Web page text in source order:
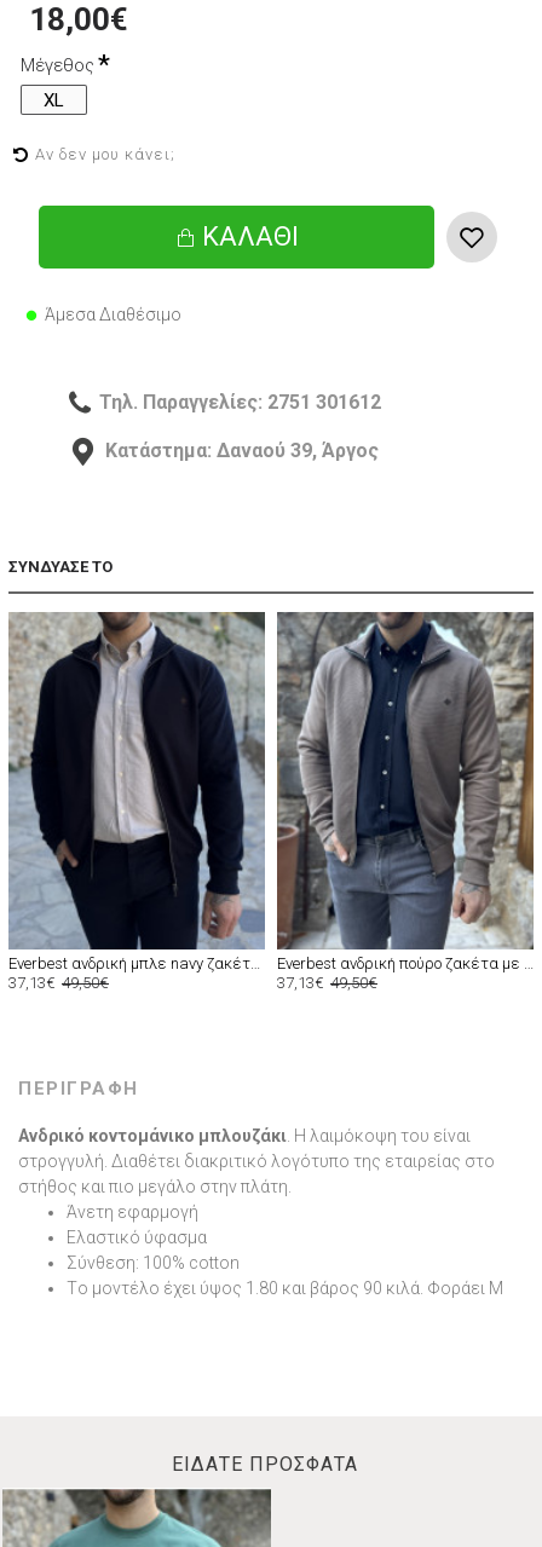
18,00€
Μέγεθος
XL
ΚΑΛΆΘΙ
Αν δεν μου κάνει;
Άμεσα Διαθέσιμο
ΠΕΡΙΓΡΑΦΗ
Ανδρικό κοντομάνικο μπλουζάκι. Η λαιμόκοψη του είναι
στρογγυλή. Διαθέτει διακριτικό λογότυπο της εταιρείας στο
στήθος και πιο μεγάλο στην πλάτη.
Άνετη εφαρμογή
Ελαστικό ύφασμα
Σύνθεση: 100% cotton
Tο μοντέλο έχει ύψος 1.80 και βάρος 90 κιλά. Φοράει M
Τηλ. Παραγγελίες: 2751 301612
Κατάστημα: Δαναού 39, Άργος
ΣΥΝΔΥΑΣΕ ΤΟ
Everbest ανδρική μπλε navy ζακέτα με διπλό ύφασμα Plus Size 261044N
37,13€ 49,50€
Everbest ανδρική πούρο ζακέτα με διπλό ύφασμα Plus Size 261044P
37,13€ 49,50€
ΕΙΔΑΤΕ ΠΡΟΣΦΑΤΑ